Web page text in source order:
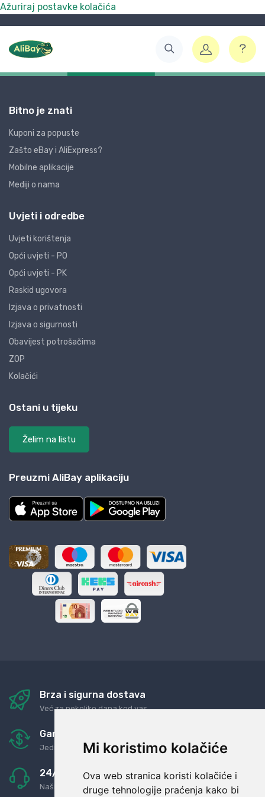
Mi koristimo kolačiće
Ova web stranica koristi kolačiće i
druge tehnologije praćenja kako bi
Ažuriraj postavke kolačića
Bitno je znati
Kuponi za popuste
Zašto eBay i AliExpress?
Mobilne aplikacije
Mediji o nama
Uvjeti i odredbe
Uvjeti korištenja
Opći uvjeti - PO
Opći uvjeti - PK
Raskid ugovora
Izjava o privatnosti
Izjava o sigurnosti
Obavijest potrošačima
ZOP
Kolačići
Ostani u tijeku
Želim na listu
Preuzmi AliBay aplikaciju
Brza i sigurna dostava
Već za nekoliko dana kod vas
Garancija u povrat novaca
Jednostavno pravilo: Roba za novac
24/7 odlična podrška
Naši agenti uvijek na raspolaganju